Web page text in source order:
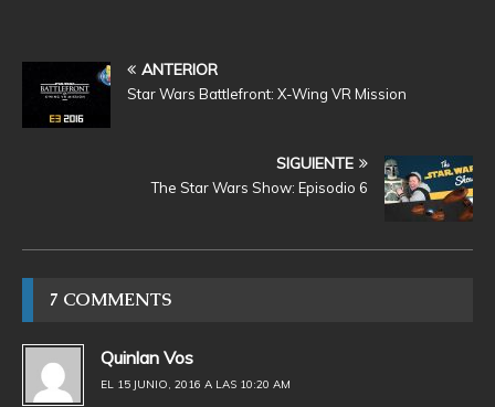
ANTERIOR
Star Wars Battlefront: X-Wing VR Mission
SIGUIENTE
The Star Wars Show: Episodio 6
7 COMMENTS
Quinlan Vos
EL 15 JUNIO, 2016 A LAS 10:20 AM